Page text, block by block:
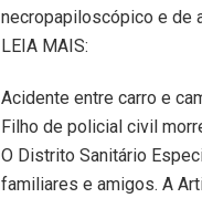
necropapiloscópico e de
LEIA MAIS:
Acidente entre carro e
Filho de policial civil
O Distrito Sanitário
familiares e amigos. A